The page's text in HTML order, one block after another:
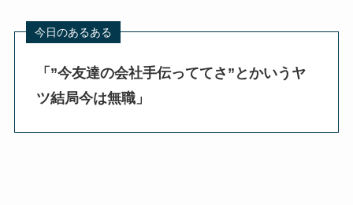
「”今友達の会社手伝っててさ”とかいうヤ
ツ結局今は無職」